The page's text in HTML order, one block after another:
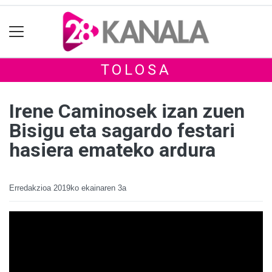
TOLOSA
Irene Caminosek izan zuen
Bisigu eta sagardo festari
hasiera emateko ardura
Erredakzioa 2019ko ekainaren 3a